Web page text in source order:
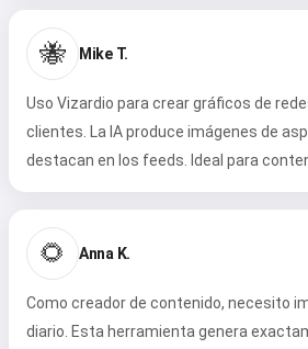
🐝 Mike T.
Uso Vizardio para crear gráficos de
clientes. La IA produce imágenes de
destacan en los feeds. Ideal para
🌻 Anna K.
Como creador de contenido, necesito
diario. Esta herramienta genera